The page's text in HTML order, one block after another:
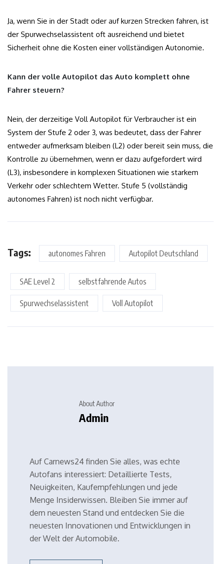
Ja, wenn Sie in der Stadt oder auf kurzen Strecken fahren, ist
der Spurwechselassistent oft ausreichend und bietet
Sicherheit ohne die Kosten einer vollständigen Autonomie.
Kann der volle Autopilot das Auto komplett ohne
Fahrer steuern?
Nein, der derzeitige Voll Autopilot für Verbraucher ist ein
System der Stufe 2 oder 3, was bedeutet, dass der Fahrer
entweder aufmerksam bleiben (L2) oder bereit sein muss, die
Kontrolle zu übernehmen, wenn er dazu aufgefordert wird
(L3), insbesondere in komplexen Situationen wie starkem
Verkehr oder schlechtem Wetter. Stufe 5 (vollständig
autonomes Fahren) ist noch nicht verfügbar.
Tags: autonomes Fahren Autopilot Deutschland
SAE Level 2 selbstfahrende Autos
Spurwechselassistent Voll Autopilot
About Author
Admin
Auf Carnews24 finden Sie alles, was echte
Autofans interessiert: Detaillierte Tests,
Neuigkeiten, Kaufempfehlungen und jede
Menge Insiderwissen. Bleiben Sie immer auf
dem neuesten Stand und entdecken Sie die
neuesten Innovationen und Entwicklungen in
der Welt der Automobile.